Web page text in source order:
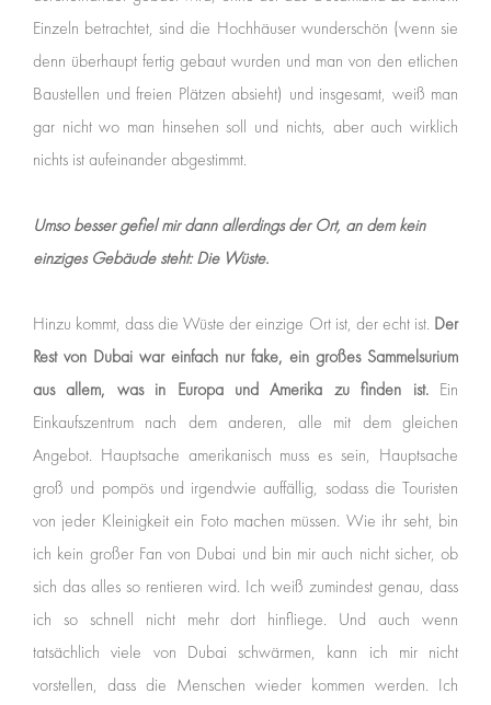
Einzeln betrachtet, sind die Hochhäuser wunderschön (wenn sie
denn überhaupt fertig gebaut wurden und man von den etlichen
Baustellen und freien Plätzen absieht) und insgesamt, weiß man
gar nicht wo man hinsehen soll und nichts, aber auch wirklich
nichts ist aufeinander abgestimmt.
Umso besser gefiel mir dann allerdings der Ort, an dem kein
einziges Gebäude steht: Die Wüste.
Hinzu kommt, dass die Wüste der einzige Ort ist, der echt ist. Der
Rest von Dubai war einfach nur fake, ein großes Sammelsurium
aus allem, was in Europa und Amerika zu finden ist.Ein
Einkaufszentrum nach dem anderen, alle mit dem gleichen
Angebot. Hauptsache amerikanisch muss es sein, Hauptsache
groß und pompös und irgendwie auffällig, sodass die Touristen
von jeder Kleinigkeit ein Foto machen müssen. Wie ihr seht, bin
ich kein großer Fan von Dubai und bin mir auch nicht sicher, ob
sich das alles so rentieren wird. Ich weiß zumindest genau, dass
ich so schnell nicht mehr dort hinfliege. Und auch wenn
tatsächlich viele von Dubai schwärmen, kann ich mir nicht
vorstellen, dass die Menschen wieder kommen werden. Ich